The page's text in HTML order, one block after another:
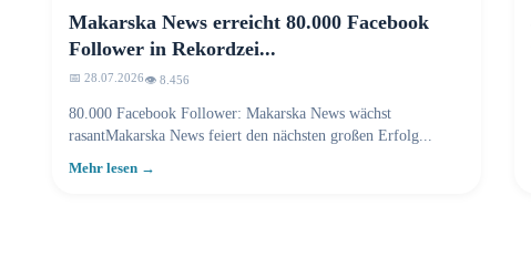
Makarska News erreicht 80.000 Facebook
Follower in Rekordzei...
📅 28.07.2026👁️ 8.457
80.000 Facebook Follower: Makarska News wächst
rasantMakarska News feiert den nächsten großen Erfolg...
Mehr lesen →